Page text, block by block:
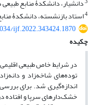
دانشیار، دانشکدۀ منابع
4استاد بازنشسته، دانشکدۀ
ijf.2022.343424.1870
چکیده
در شرایط خاص طبیعی
توده‌های شاخه‌زاد و